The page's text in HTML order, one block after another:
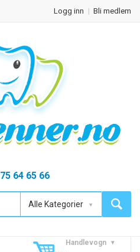
Logg inn Bli medlem
75 64 65 66
Alle Kategorier
Handlevogn